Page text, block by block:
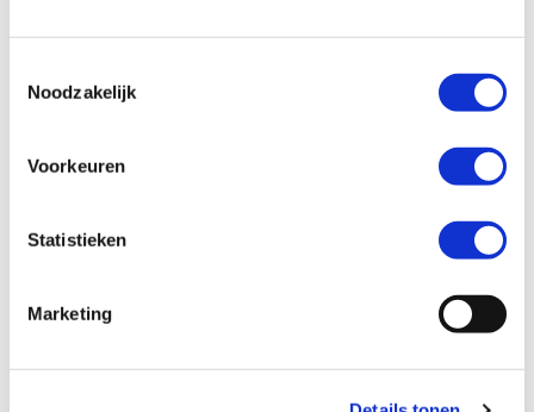
Noodzakelijk
Voorkeuren
Statistieken
Marketing
MotoPort Almere
CBR 650 R ABS
MotoPort Assen